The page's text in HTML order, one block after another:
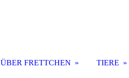
ÜBER FRETTCHEN TIERE